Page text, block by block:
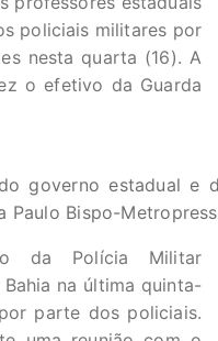
policiais militares por
nesta quarta (16). A
o efetivo da Guarda
governo estadual e
Paulo Bispo-Metropress
da Polícia Militar
na última quinta-
parte dos policiais.